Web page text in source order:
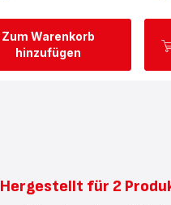
Zum Warenkorb
hinzufügen
Hergestellt für 2